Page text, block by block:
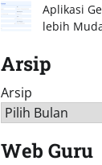
Aplikasi
lebih
Arsip
Arsip
Web Guru